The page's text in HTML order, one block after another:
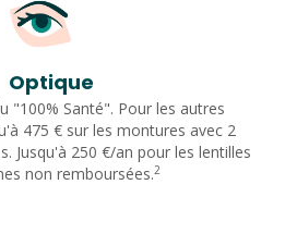
Optique
"100% Santé". Pour les autres
475 € sur les montures avec 2
Jusqu'à 250 €/an pour les lentilles
non remboursées.2